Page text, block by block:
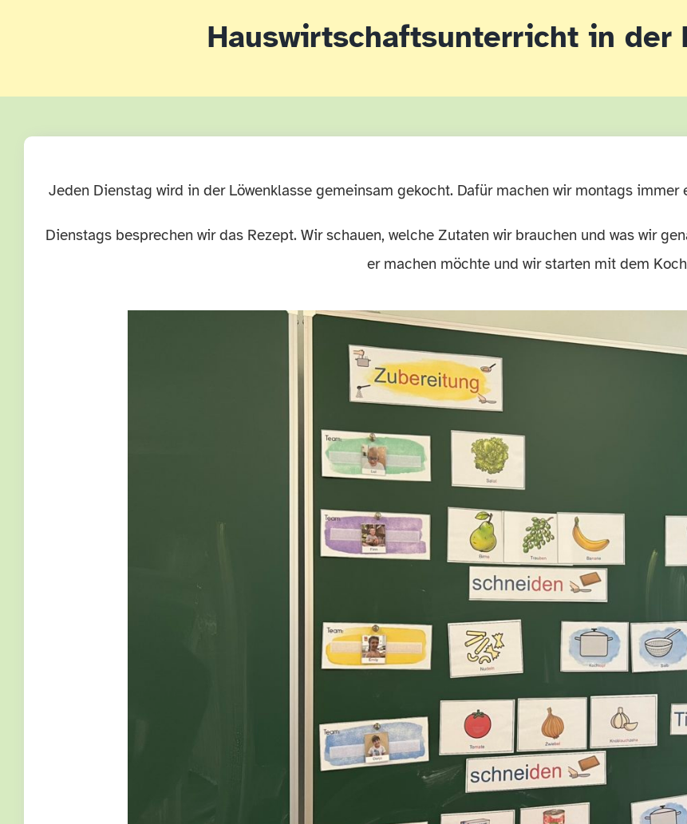
Hauswirtschaftsunterricht in der
Jeden Dienstag wird in der Löwenklasse gemeinsam gekocht. Dafür machen wir montags
Dienstags besprechen wir das Rezept. Wir schauen, welche Zutaten wir brauchen und was wir
er machen möchte und wir starten mit dem